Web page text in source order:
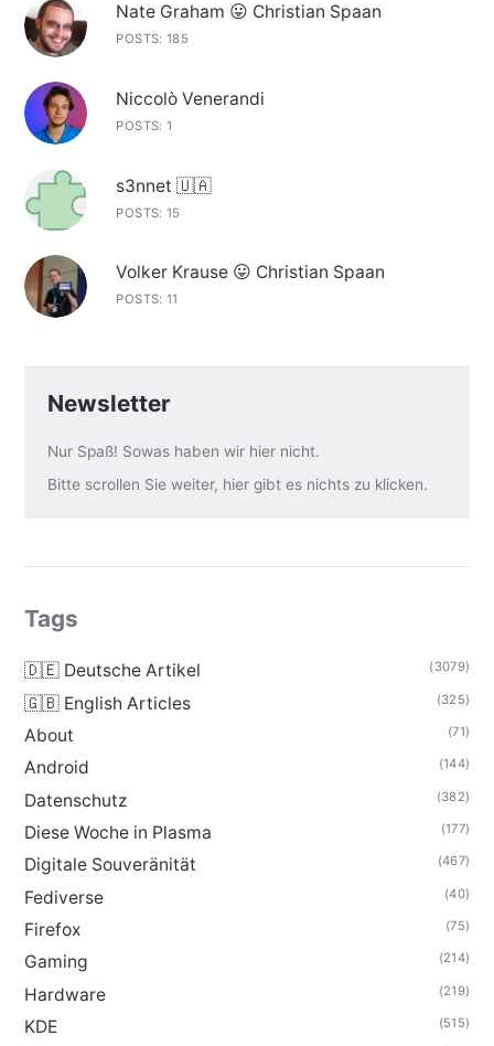
Nate Graham 😛 Christian Spaan
POSTS: 185
Niccolò Venerandi
POSTS: 1
s3nnet 🇺🇦
POSTS: 15
Volker Krause 😛 Christian Spaan
POSTS: 11
Newsletter
Nur Spaß! Sowas haben wir hier nicht.
Bitte scrollen Sie weiter, hier gibt es nichts zu klicken.
Tags
🇩🇪 Deutsche Artikel (3079)
🇬🇧 English Articles (325)
About (71)
Android (144)
Datenschutz (382)
Diese Woche in Plasma (177)
Digitale Souveränität (467)
Fediverse (40)
Firefox (75)
Gaming (214)
Hardware (219)
KDE (515)